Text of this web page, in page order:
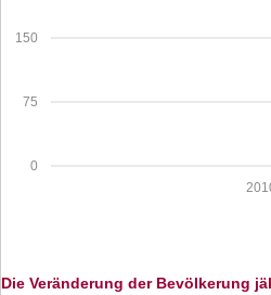
0
75
150
Die Veränderung der Bevölkerung